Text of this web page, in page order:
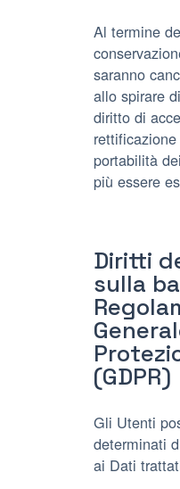
Al termine
saranno
allo spirare
diritto di
portabilità
più essere
Diritti
sulla
(GDPR)
Gli Utenti
determinati
ai Dati